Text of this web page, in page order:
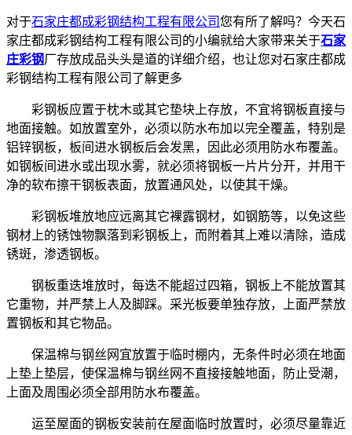
对于石家庄都成彩钢结构工程有限公司您有所了解吗？今天石
家庄都成彩钢结构工程有限公司的小编就给大家带来关于石家
庄彩钢厂存放成品头头是道的详细介绍，也让您对石家庄都成
彩钢结构工程有限公司了解更多
彩钢板应置于枕木或其它垫块上存放，不宜将钢板直接与
地面接触。如放置室外，必须以防水布加以完全覆盖，特别是
铝锌钢板，板间进水钢板后会发黑，因此必须用防水布覆盖。
如钢板间进水或出现水雾，就必须将钢板一片片分开，并用干
净的软布擦干钢板表面，放置通风处，以使其干燥。
彩钢板堆放地应远离其它裸露钢材，如钢筋等，以免这些
钢材上的锈蚀物飘落到彩钢板上，而附着其上难以清除，造成
锈斑，渗透钢板。
钢板重迭堆放时，每迭不能超过四箱，钢板上不能放置其
它重物，并严禁上人及脚踩。采光板要单独存放，上面严禁放
置钢板和其它物品。
保温棉与钢丝网宜放置于临时棚内，无条件时必须在地面
上垫上垫层，使保温棉与钢丝网不直接接触地面，防止受潮，
上面及周围必须全部用防水布覆盖。
运至屋面的钢板安装前在屋面临时放置时，必须尽量靠近